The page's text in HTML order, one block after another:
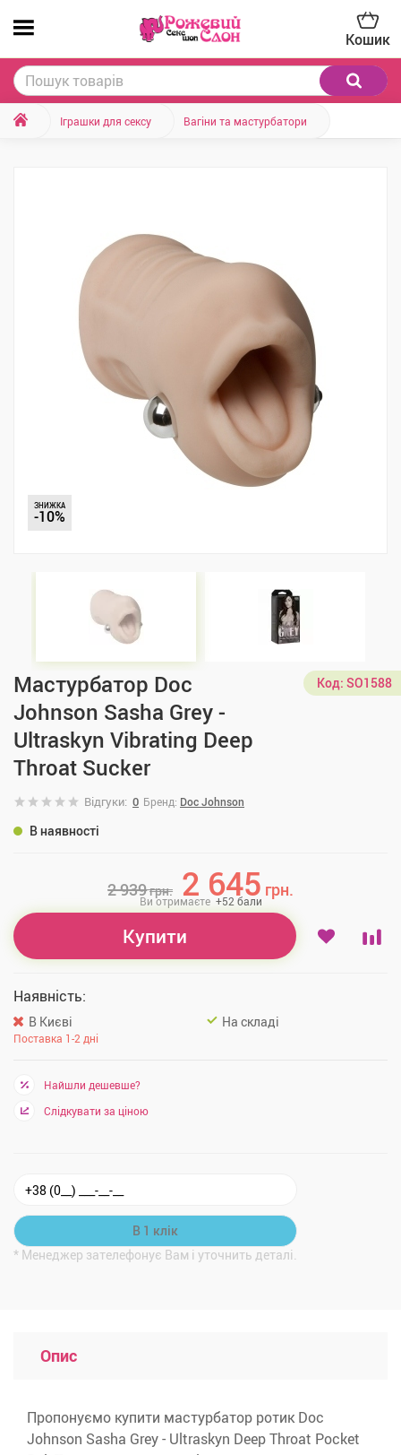
Кошик
Іграшки для сексу Вагіни та мастурбатори
ЗНИЖКА
-10%
Мастурбатор Doc
Johnson Sasha Grey -
Ultraskyn Vibrating Deep
Throat Sucker
Код: SO1588
Відгуки: 0 Бренд: Doc Johnson
В наявності
2 939грн. 2 645 грн.
Ви отримаєте +52 бали
Купити
Наявність:
В Києві
Поставка 1-2 дні
На складі
Найшли дешевше?
Слідкувати за ціною
* Менеджер зателефонує Вам і уточнить деталі.
Опис
Пропонуємо купити мастурбатор ротик Doc
Johnson Sasha Grey - Ultraskyn Deep Throat Pocket